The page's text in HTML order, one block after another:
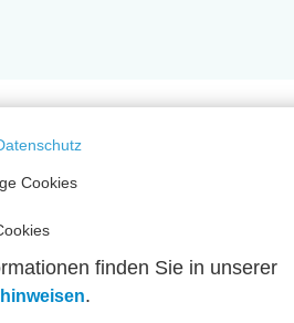
Cookies
finden Sie in unserer
.